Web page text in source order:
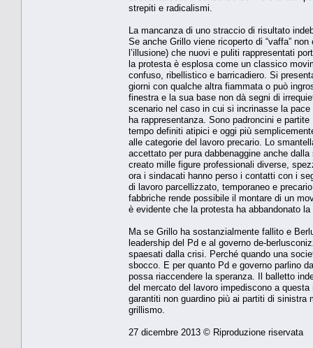
strepiti e radicalismi.
La mancanza di uno straccio di risultato
Se anche Grillo viene ricoperto di “vaffa”
l’illusione) che nuovi e puliti rappresentati
la protesta è esplosa come un classico
confuso, ribellistico e barricadiero. Si
giorni con qualche altra fiammata o può
finestra e la sua base non dà segni di
scenario nel caso in cui si incrinasse la
ha rappresentanza. Sono padroncini e
tempo definiti atipici e oggi più
alle categorie del lavoro precario. Lo
accettato per pura dabbenaggine anche
creato mille figure professionali diverse,
ora i sindacati hanno perso i contatti con i
di lavoro parcellizzato, temporaneo e
fabbriche rende possibile il montare di un
è evidente che la protesta ha abbandonato
Ma se Grillo ha sostanzialmente fallito e
leadership del Pd e al governo de-
spaesati dalla crisi. Perché quando una
sbocco. E per quanto Pd e governo parlino
possa riaccendere la speranza. Il balletto
del mercato del lavoro impediscono a
garantiti non guardino più ai partiti di sinistra
grillismo.
27 dicembre 2013 © Riproduzione riservata